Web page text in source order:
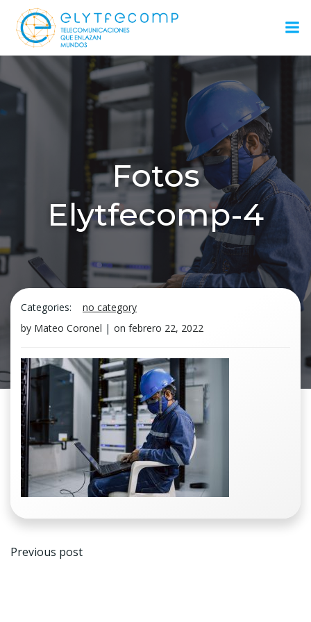
al
Fotos
Elytfecomp-4
Categories:
no category
by Mateo Coronel | on febrero 22, 2022
Navegación
Previous post